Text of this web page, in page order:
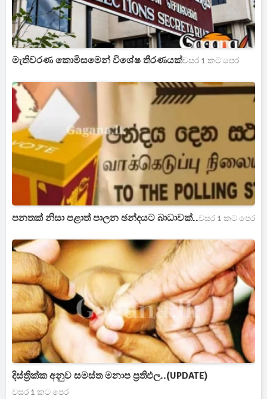
මැතිවරණ කොමිසමෙන් විශේෂ තීරණයක්වසර 1 කට පෙර
පනතක් නිසා පළාත් පාලන ඡන්දයට බාධාවක්..වසර 1 කට පෙර
දිස්ත්‍රික්ක අනුව සමස්ත මනාප ප්‍රතිඵල..(UPDATE)
වසර 1 කට පෙර